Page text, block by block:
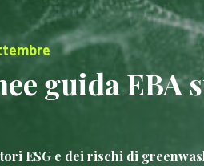
guida EBA
ESG e dei rischi di